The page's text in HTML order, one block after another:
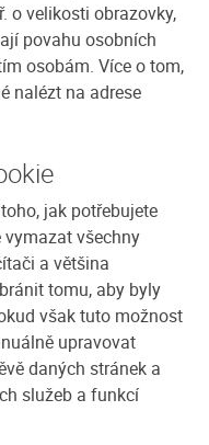
o velikosti obrazovky,
povahu osobních
osobám. Více o tom,
nalézt na adrese
jak potřebujete
vymazat všechny
a většina
tomu, aby byly
však tuto možnost
upravovat
daných stránek a
služeb a funkcí